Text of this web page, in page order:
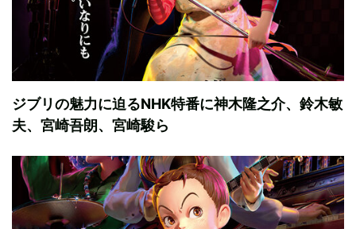
ジブリの魅力に迫るNHK特番に神木隆之介、鈴木敏
夫、宮崎吾朗、宮崎駿ら